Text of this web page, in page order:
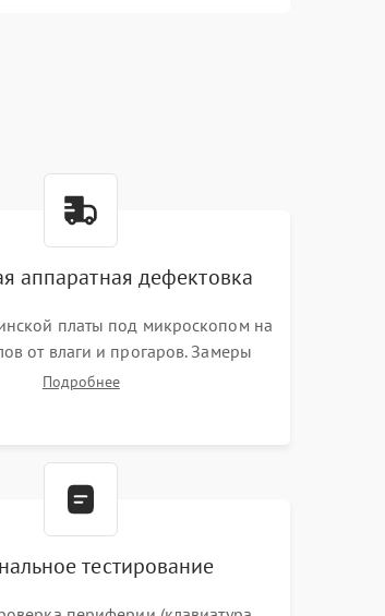
аппаратная дефектовка
платы под микроскопом на
от влаги и прогаров. Замеры
и дежурных напряжений.
Подробнее
тестирование